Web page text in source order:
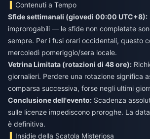
Contenuti a Tempo
Sfide settimanali (giovedì 00:00 UTC+8):
improrogabili — le sfide non completate
sempre. Per i fusi orari occidentali, questo
mercoledì pomeriggio/sera locale.
Vetrina Limitata (rotazioni di 48 ore):
giornalieri. Perdere una rotazione significa
comparsa successiva, forse negli ultimi
Conclusione dell'evento: Scadenza
sulle licenze impediscono proroghe. La
è definitiva.
Insidie della Scatola Misteriosa